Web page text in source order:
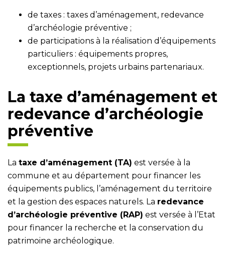
de taxes : taxes d’aménagement, redevance
d’archéologie préventive ;
de participations à la réalisation d’équipements
particuliers : équipements propres,
exceptionnels, projets urbains partenariaux.
La taxe d’aménagement et
redevance d’archéologie
préventive
La taxe d’aménagement (TA) est versée à la
commune et au département pour financer les
équipements publics, l’aménagement du territoire
et la gestion des espaces naturels. La redevance
d’archéologie préventive (RAP) est versée à l’Etat
pour financer la recherche et la conservation du
patrimoine archéologique.